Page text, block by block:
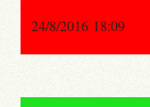
24/8/2016 18:09